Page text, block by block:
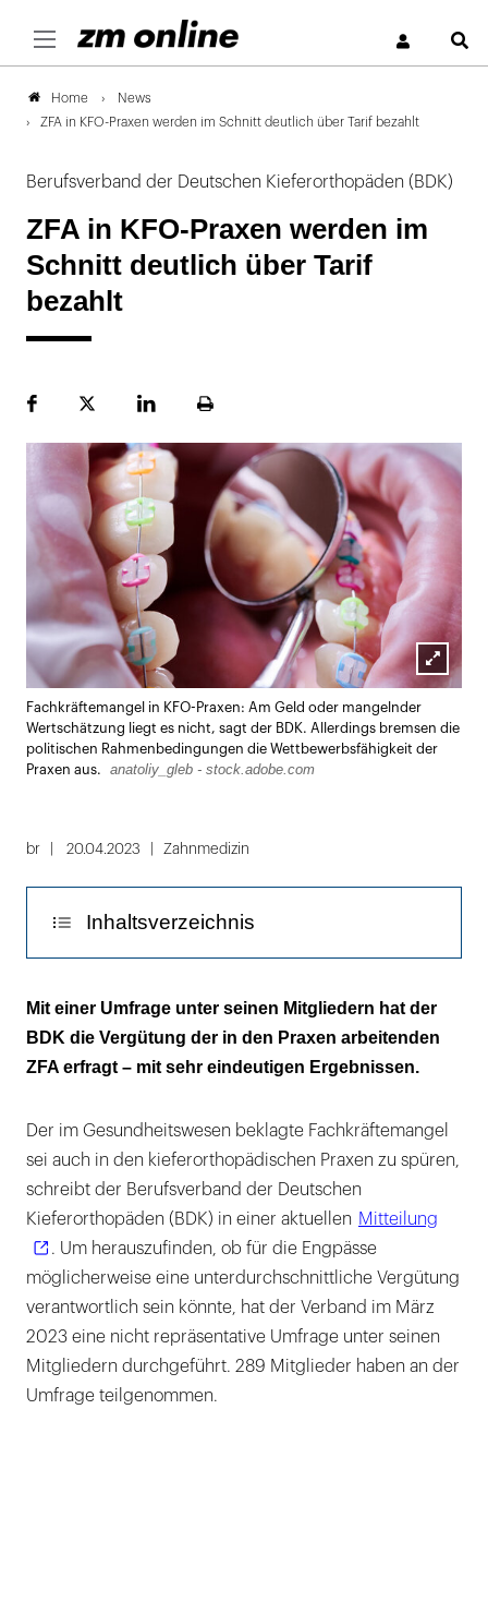
Home
News
ZFA in KFO-Praxen werden im Schnitt deutlich über Tarif bezahlt
Berufsverband der Deutschen Kieferorthopäden (BDK)
ZFA in KFO-Praxen werden im
Schnitt deutlich über Tarif
bezahlt
FacebookPlattformLinekdInSeite
Lightbox
öffnen
Fachkräftemangel in KFO-Praxen: Am Geld oder mangelnder
Wertschätzung liegt es nicht, sagt der BDK. Allerdings bremsen die
politischen Rahmenbedingungen die Wettbewerbsfähigkeit der
Praxen aus.
anatoliy_gleb - stock.adobe.com
br 20.04.2023 Zahnmedizin
Inhaltsverzeichnis
Fast drei Viertel der ZFA werden übertariflich
bezahlt
„Zusatzleistungen sind weit verbreitet“
Fortbildung wird gefördert
„Die Politik bremst“
Mit einer Umfrage unter seinen Mitgliedern hat der
BDK die Vergütung der in den Praxen arbeitenden
ZFA erfragt – mit sehr eindeutigen Ergebnissen.
Der im Gesundheitswesen beklagte Fachkräftemangel
sei auch in den kieferorthopädischen Praxen zu spüren,
schreibt der Berufsverband der Deutschen
Kieferorthopäden (BDK) in einer aktuellen Mitteilung
. Um herauszufinden, ob für die Engpässe
möglicherweise eine unterdurchschnittliche Vergütung
verantwortlich sein könnte, hat der Verband im März
2023 eine nicht repräsentative Umfrage unter seinen
Mitgliedern durchgeführt. 289 Mitglieder haben an der
Umfrage teilgenommen.